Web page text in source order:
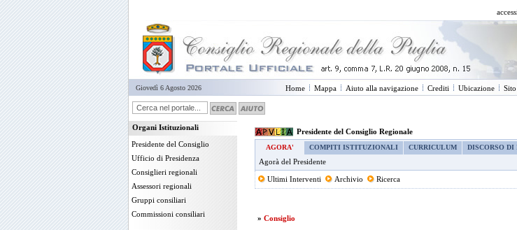
Giovedì 6 Agosto 2026 Home Mappa Aiuto alla navigazione Crediti Ubicazione
Organi Istituzionali
Presidente del Consiglio
Ufficio di Presidenza
Consiglieri regionali
Assessori regionali
Gruppi consiliari
Commissioni consiliari
Presidente del Consiglio Regionale
AGORA' COMPITI ISTITUZIONALI CURRICULUM DISCORSO
Agorà del Presidente
Ultimi Interventi Archivio Ricerca
» Consiglio